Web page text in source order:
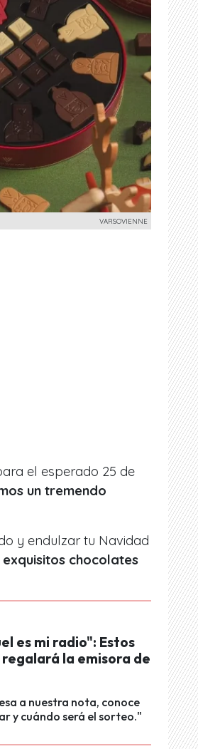
VARSOVIENNE
el esperado 25 de
un tremendo
y endulzar tu Navidad
chocolates
es mi radio": Estos
la emisora de
a nuestra nota, conoce
y cuándo será el sorteo."